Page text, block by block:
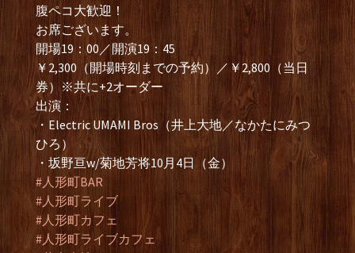
腹ペコ大歓迎！
お席ございます。
開場19：00／開演19：45
￥2,300（開場時刻までの予約）／￥2,800（当日
券）※共に+2オーダー
出演：
・Electric UMAMI Bros（井上大地／なかたにみつ
ひろ）
・坂野亘w/菊地芳将10月4日（金）
#人形町BAR
#人形町ライブ
#人形町カフェ
#人形町ライブカフェ